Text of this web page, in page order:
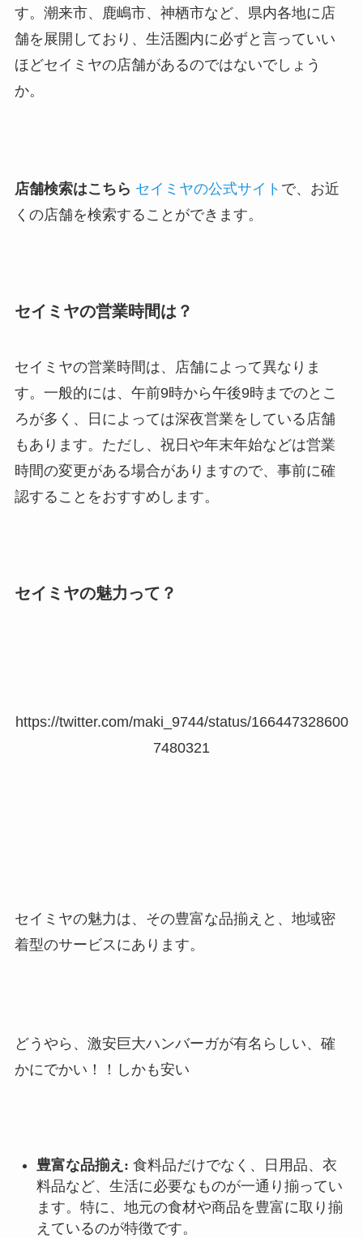
す。潮来市、鹿嶋市、神栖市など、県内各地に店
舗を展開しており、生活圏内に必ずと言っていい
ほどセイミヤの店舗があるのではないでしょう
か。
店舗検索はこちら セイミヤの公式サイト で、お近
くの店舗を検索することができます。
セイミヤの営業時間は？
セイミヤの営業時間は、店舗によって異なりま
す。一般的には、午前9時から午後9時までのとこ
ろが多く、日によっては深夜営業をしている店舗
もあります。ただし、祝日や年末年始などは営業
時間の変更がある場合がありますので、事前に確
認することをおすすめします。
セイミヤの魅力って？
https://twitter.com/maki_9744/status/166447328600
7480321
セイミヤの魅力は、その豊富な品揃えと、地域密
着型のサービスにあります。
どうやら、激安巨大ハンバーガが有名らしい、確
かにでかい！！しかも安い
豊富な品揃え: 食料品だけでなく、日用品、衣
料品など、生活に必要なものが一通り揃ってい
ます。特に、地元の食材や商品を豊富に取り揃
えているのが特徴です。